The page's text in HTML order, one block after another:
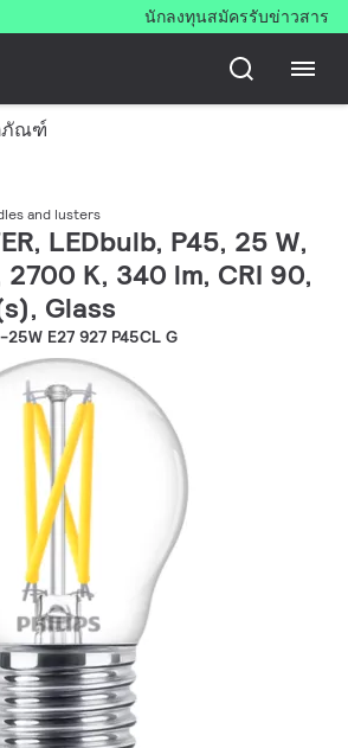
นักลงทุนสมัครรับข่าวสาร
ภัณฑ์
and lusters
LEDbulb, P45, 25 W,
K, 340 lm, CRI 90,
Glass
E27 927 P45CL G